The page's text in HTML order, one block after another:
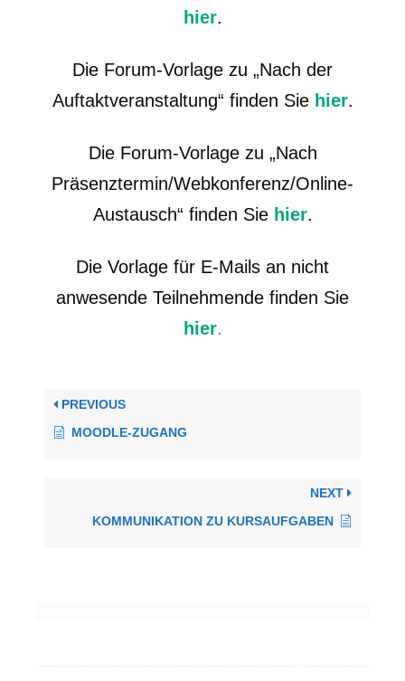
hier.
Die Forum-Vorlage zu „Nach der
Auftaktveranstaltung“ finden Sie hier.
Die Forum-Vorlage zu „Nach
Präsenztermin/Webkonferenz/Online-
Austausch“ finden Sie hier.
Die Vorlage für E-Mails an nicht
anwesende Teilnehmende finden Sie
hier.
PREVIOUS
MOODLE-ZUGANG
NEXT
KOMMUNIKATION ZU KURSAUFGABEN